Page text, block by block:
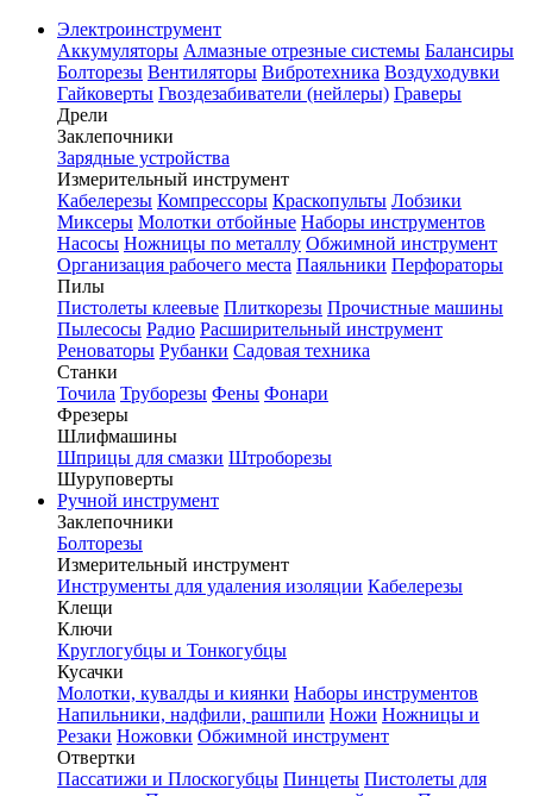
Электроинструмент
Аккумуляторы Алмазные отрезные системы Балансиры
Болторезы Вентиляторы Вибротехника Воздуходувки
Гайковерты Гвоздезабиватели (нейлеры) Граверы
Дрели
Заклепочники
Зарядные устройства
Измерительный инструмент
Кабелерезы Компрессоры Краскопульты Лобзики
Миксеры Молотки отбойные Наборы инструментов
Насосы Ножницы по металлу Обжимной инструмент
Организация рабочего места Паяльники Перфораторы
Пилы
Пистолеты клеевые Плиткорезы Прочистные машины
Пылесосы Радио Расширительный инструмент
Реноваторы Рубанки Садовая техника
Станки
Точила Труборезы Фены Фонари
Фрезеры
Шлифмашины
Шприцы для смазки Штроборезы
Шуруповерты
Ручной инструмент
Заклепочники
Болторезы
Измерительный инструмент
Инструменты для удаления изоляции Кабелерезы
Клещи
Ключи
Круглогубцы и Тонкогубцы
Кусачки
Молотки, кувалды и киянки Наборы инструментов
Напильники, надфили, рашпили Ножи Ножницы и
Резаки Ножовки Обжимной инструмент
Отвертки
Пассатижи и Плоскогубцы Пинцеты Пистолеты для